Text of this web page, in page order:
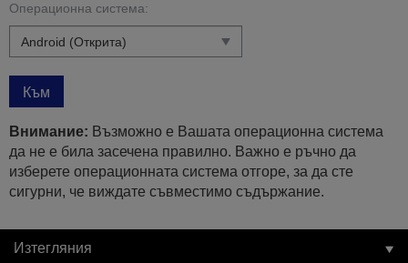
Операционна система:
Към
Внимание: Възможно е Вашата операционна система
да не е била засечена правилно. Важно е ръчно да
изберете операционната система отгоре, за да сте
сигурни, че виждате съвместимо съдържание.
Изтегляния